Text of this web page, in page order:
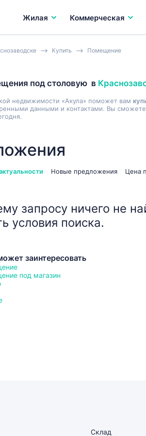
Жилая Коммерческая
Купить Помещение
под столовую в
недвижимости «Акула» поможет вам
данными и контактами. Вы
Новые предложения Цена
запросу ничего не
условия поиска.
заинтересовать
под магазин
Склад